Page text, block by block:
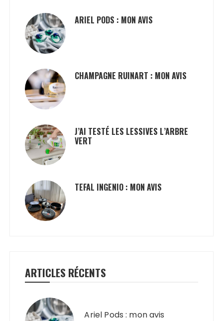
ARIEL PODS : MON AVIS
CHAMPAGNE RUINART : MON AVIS
J’AI TESTÉ LES LESSIVES L’ARBRE
VERT
TEFAL INGENIO : MON AVIS
ARTICLES RÉCENTS
Ariel Pods : mon avis